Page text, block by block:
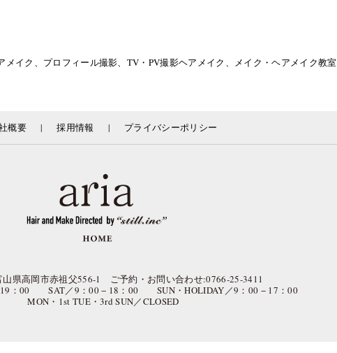
イク、プロフィール撮影、TV・PV撮影ヘアメイク、メイク・ヘアメイク教
概要 | 採用情報 | プライバシーポリシー
山県高岡市赤祖父556-1 ご予約・お問い合わせ:0766-25-3411
19：00 SAT／9：00 − 18：00 SUN・HOLIDAY／9：00 − 17：00
MON・1st TUE・3rd SUN／CLOSED